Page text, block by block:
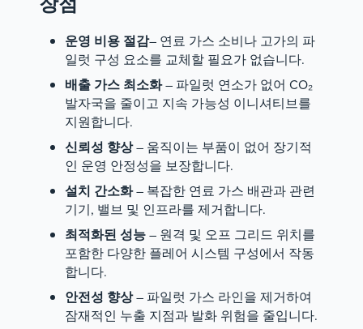
운영 비용 절감– 연료 가스 소비나 고가의 파
일럿 구성 요소를 교체할 필요가 없습니다.
배출 가스 최소화– 파일럿 연소가 없어 CO₂
발자국을 줄이고 지속 가능성 이니셔티브를
지원합니다.
신뢰성 향상– 움직이는 부품이 없어 장기적
인 운영 안정성을 보장합니다.
설치 간소화– 복잡한 연료 가스 배관과 관련
기기, 밸브 및 인프라를 제거합니다.
최적화된 성능– 원격 및 오프 그리드 위치를
포함한 다양한 플레어 시스템 구성에서 작동
합니다.
안전성 향상– 파일럿 가스 라인을 제거하여
잠재적인 누출 지점과 발화 위험을 줄입니다.